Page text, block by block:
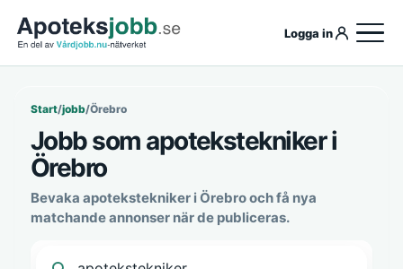
Logga in
Start/jobb/Örebro
Jobb som apotekstekniker i
Örebro
Bevaka apotekstekniker i Örebro och få nya
matchande annonser när de publiceras.